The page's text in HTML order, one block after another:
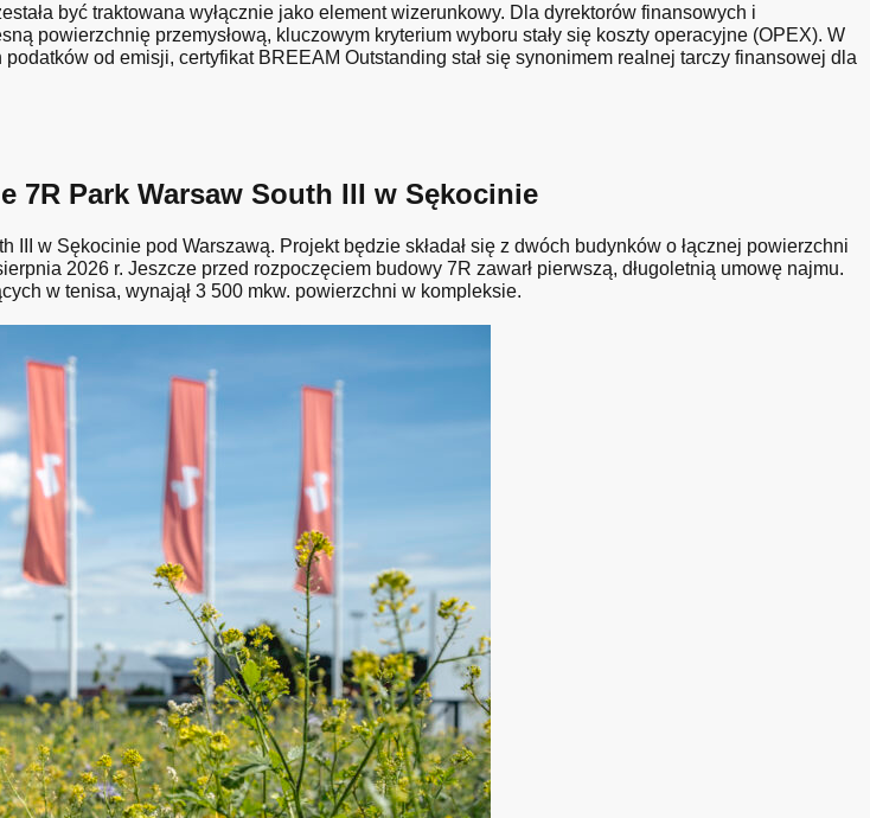
być traktowana wyłącznie jako element wizerunkowy. Dla dyrektorów finansowych i
powierzchnię przemysłową, kluczowym kryterium wyboru stały się koszty operacyjne (OPEX). W
od emisji, certyfikat BREEAM Outstanding stał się synonimem realnej tarczy finansowej dla
7R Park Warsaw South III w Sękocinie
w Sękocinie pod Warszawą. Projekt będzie składał się z dwóch budynków o łącznej powierzchni
2026 r. Jeszcze przed rozpoczęciem budowy 7R zawarł pierwszą, długoletnią umowę najmu.
w tenisa, wynajął 3 500 mkw. powierzchni w kompleksie.